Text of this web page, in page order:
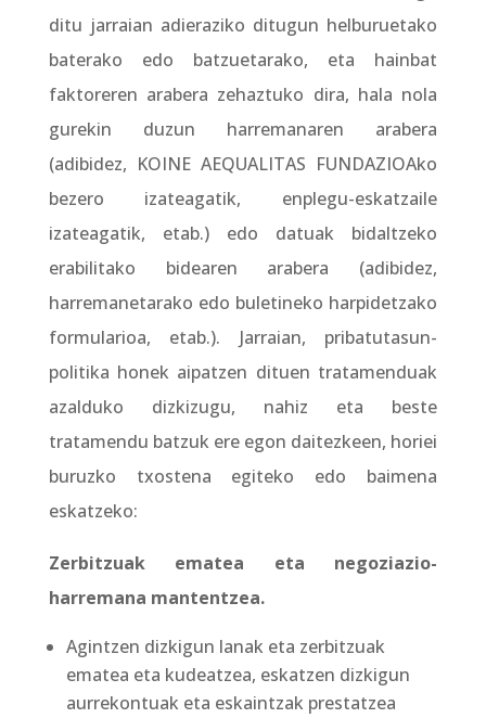
ditu jarraian adieraziko ditugun helburuetako
baterako edo batzuetarako, eta hainbat
faktoreren arabera zehaztuko dira, hala nola
gurekin duzun harremanaren arabera
(adibidez, KOINE AEQUALITAS FUNDAZIOAko
bezero izateagatik, enplegu-eskatzaile
izateagatik, etab.) edo datuak bidaltzeko
erabilitako bidearen arabera (adibidez,
harremanetarako edo buletineko harpidetzako
formularioa, etab.). Jarraian, pribatutasun-
politika honek aipatzen dituen tratamenduak
azalduko dizkizugu, nahiz eta beste
tratamendu batzuk ere egon daitezkeen, horiei
buruzko txostena egiteko edo baimena
eskatzeko:
Zerbitzuak ematea eta negoziazio-
harremana mantentzea.
Agintzen dizkigun lanak eta zerbitzuak
ematea eta kudeatzea, eskatzen dizkigun
aurrekontuak eta eskaintzak prestatzea